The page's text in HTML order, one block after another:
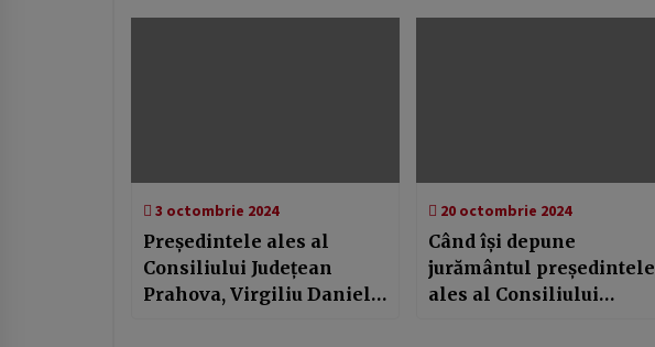
primul tur al alegerilor
3 octombrie 2024
Președintele ales al
Consiliului Județean
Prahova, Virgiliu Daniel
20 octombrie 2024
Când își depune
jurământul președintele
ales al Consiliului